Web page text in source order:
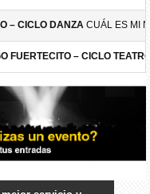
– CICLO DANZA CUÁL ES MI
FUERTECITO – CICLO